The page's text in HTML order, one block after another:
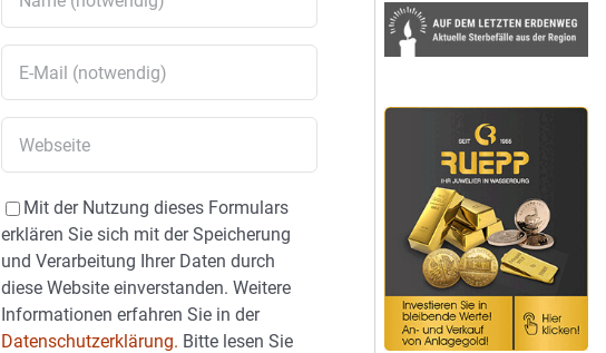
Mit der Nutzung dieses Formulars
erklären Sie sich mit der Speicherung
und Verarbeitung Ihrer Daten durch
diese Website einverstanden. Weitere
Informationen erfahren Sie in der
Datenschutzerklärung. Bitte lesen Sie